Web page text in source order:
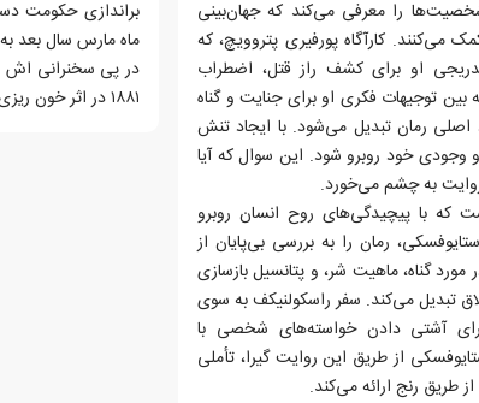
را معرفی می‌کند که جهان‌بینی
می‌کنند. کارآگاه پورفیری پتروویچ، که
او برای کشف راز قتل، اضطراب
توجیهات فکری او برای جنایت و گناه
رمان تبدیل می‌شود. با ایجاد تنش
وجودی خود روبرو شود. این سوال که آیا
روایت به چشم می‌خورد.
که با پیچیدگی‌های روح انسان روبرو
رمان را به بررسی بی‌پایان از
گناه، ماهیت شر، و پتانسیل بازسازی
تبدیل می‌کند. سفر راسکولنیکف به سوی
آشتی دادن خواسته‌های شخصی با
از طریق این روایت گیرا، تأملی
طریق رنج ارائه می‌کند.
ماه مارس سال بعد
در پی سخنرانی اش
۱۸۸۱ در اثر خون ریزی ریه درگذشت.